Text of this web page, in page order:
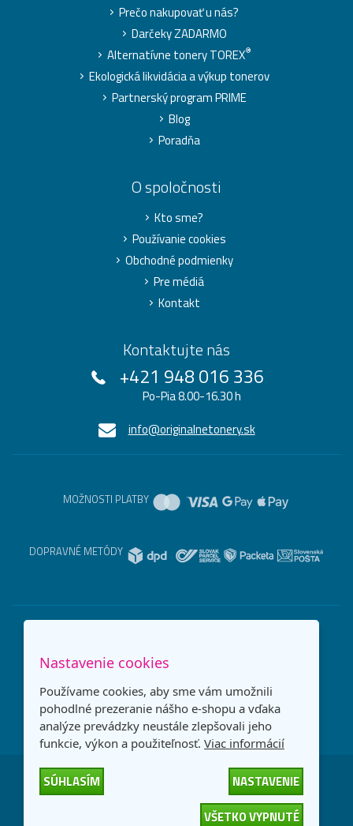
Prečo nakupovať u nás?
Darčeky ZADARMO
Alternatívne tonery TOREX®
Ekologická likvidácia a výkup tonerov
Partnerský program PRIME
Blog
Poradňa
O spoločnosti
Kto sme?
Používanie cookies
Obchodné podmienky
Pre médiá
Kontakt
Kontaktujte nás
+421 948 016 336
Po-Pia 8.00-16.30 h
info@originalnetonery.sk
MOŽNOSTI PLATBY
DOPRAVNÉ METÓDY
Slovensko
Nastavenie cookies
Používame cookies, aby sme vám umožnili
pohodlné prezeranie nášho e-shopu a vďaka
analýze prevádzky neustále zlepšovali jeho
funkcie, výkon a použiteľnosť. Viac informácií
SÚHLASÍM
NASTAVENIE
VŠETKO VYPNUTÉ